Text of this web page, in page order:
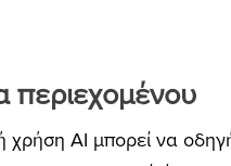
περιεχομένου
χρήση AI μπορεί να